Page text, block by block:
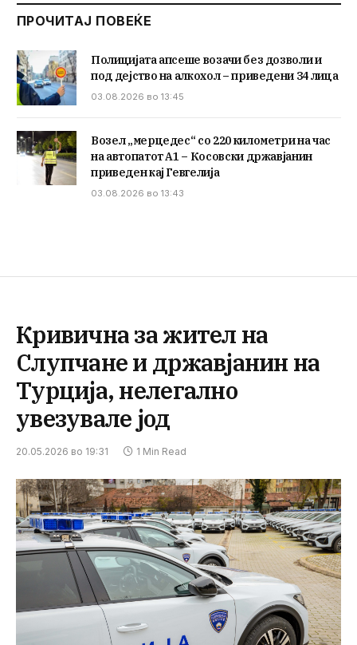
ПРОЧИТАЈ ПОВЕЌЕ
Полицијата апсеше возачи без дозволи и
под дејство на алкохол – приведени 34 лица
03.08.2026 во 13:45
Возел „мерцедес“ со 220 километри на час
на автопатот А1 – Косовски државјанин
приведен кај Гевгелија
03.08.2026 во 13:43
Кривична за жител на
Слупчане и државјанин на
Турција, нелегално
увезувале јод
20.05.2026 во 19:31 1 Min Read